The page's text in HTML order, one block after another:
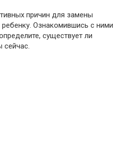
причин для замены
ребенку. Ознакомившись с ними
существует ли
сейчас.